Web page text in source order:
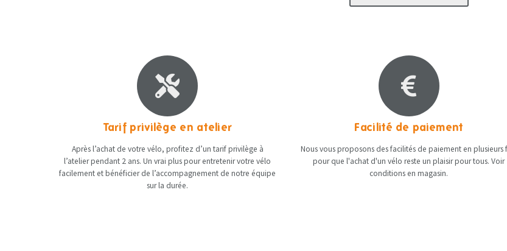
Tarif privilège en atelier
Après l’achat de votre vélo, profitez d’un tarif privilège à
l’atelier pendant 2 ans. Un vrai plus pour entretenir votre vélo
facilement et bénéficier de l’accompagnement de notre équipe
sur la durée.
Facilité de paiement
Nous vous proposons des facilités de paiement en plusieurs
pour que l'achat d'un vélo reste un plaisir pour tous. Voir
conditions en magasin​.